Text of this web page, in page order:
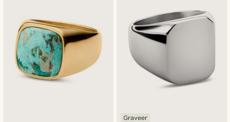
Graveer